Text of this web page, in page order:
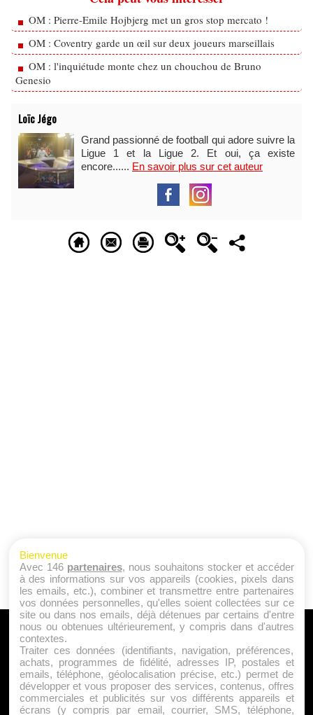
OM : Pierre-Emile Hojbjerg met un gros stop mercato !
OM : Coventry garde un œil sur deux joueurs marseillais
OM : l'inquiétude monte chez un chouchou de Bruno
Genesio
Loïc Jégo
Grand passionné de football qui adore suivre la
Ligue 1 et la Ligue 2. Et oui, ça existe
encore...... En savoir plus sur cet auteur
A PROPOS
Qui sommes nous ?
Mentions Légales
Publicité
Politique de Cookies
Bienvenue
Avec 146 partenaires, nous souhaitons stocker et accéder
à des informations sur vos appareils (cookies, pixels dans
les emails, etc.), combiner et transmettre entre partenaires
vos données personnelles, qu'elles soient collectées sur ce
site ou dans nos emails, déjà détenues par certains d'entre
nous ou obtenues ultérieurement, y compris dans d'autres
contextes.
Traiter ces données (identifiants, navigation, préférences,
achats, programmes de fidélité, adresses IP, postales et
emails, téléphone, géolocalisation précise, etc.) permet de
développer et vous proposer des services, contenus, offres
commerciales et publicités sur vos différents appareils et
écrans (y compris par email, courrier, SMS, téléphone,